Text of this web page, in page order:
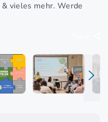
vieles mehr. Werde